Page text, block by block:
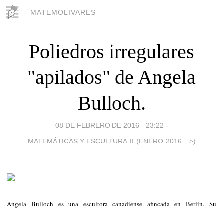
MATEMOLIVARES
Poliedros irregulares
"apilados" de Angela
Bulloch.
08 DE FEBRERO DE 2016 - 23:22 -
MATEMÁTICAS Y ESCULTURA-II-(ENERO-2016--->)
Angela Bulloch es una escultora canadiense afincada en Berlín. Su